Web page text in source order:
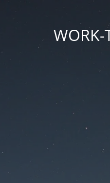
WORK-